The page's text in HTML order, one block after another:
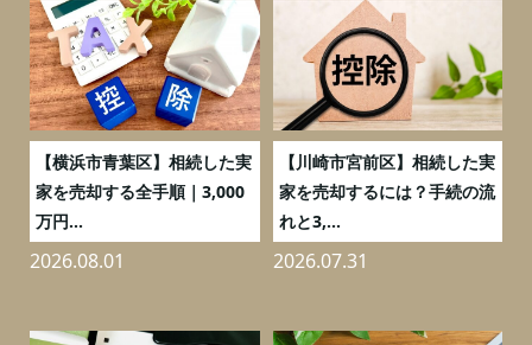
【横浜市青葉区】相続した実
家を売却する全手順｜3,000
万円...
2026.08.01
【川崎市宮前区】相続した実
家を売却するには？手続の流
れと3,...
2026.07.31